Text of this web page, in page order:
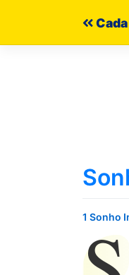
1 Sonho